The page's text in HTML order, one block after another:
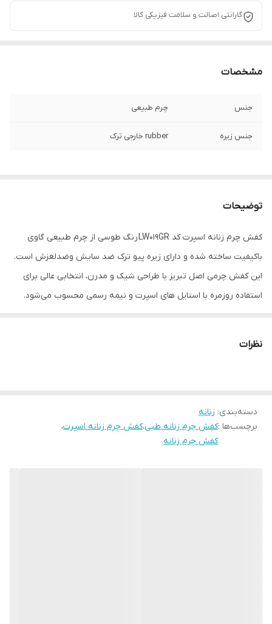
گارانتی اصالت و سلامت فیزیکی کالا
مشخصات
جنس چرم طبیعی
جنس زیره rubber خارجی ترک
توضیحات
کفش چرم زنانه اسپرت کد LW019GR رنگ طوسی از چرم طبیعی گاوی
باکیفیت ساخته شده و دارای زیره پیو ترک ضد سایش وضدلغزش است.
این کفش چرمی اصل تبریز با طراحی شیک و مدرن، انتخابی عالی برای
استفاده روزمره با استایل های اسپرت و نیمه رسمی محسوب می‌شود.
همین الان ثبت سفارش کن
نظرات
دسته‌بندی: زنانه
برچسب‌ها :کفش چرم زنانه طبی،کفش چرم زنانه اسپرت،
کفش چرم زنانه